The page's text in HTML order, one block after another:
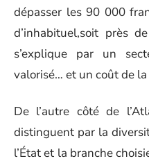
dépasser les 90 000
d’inhabituel,soit près
s’explique par un
valorisé… et un coût de la
De l’autre côté de
distinguent par la
l’État et la branche